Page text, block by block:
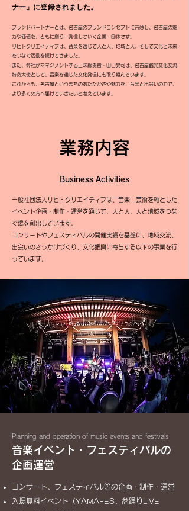
ナー」に登録されました。
ブランドパートナーとは、名古屋のブランドコンセプトに共感し、名古屋の魅
力や価値を、ともに創り・発信していく企業・団体です。
リヒトクリエイティブは、音楽を通じて人と人、地域と人、そして文化と未来
をつなぐ活動を続けてきました。
また、弊社がマネジメントする三味線奏者・山口晃司は、名古屋観光文化交流
特命大使として、音楽を通じた文化発信にも取り組んでいます。
これからも、名古屋というまちのあたたかさや魅力を、音楽と出会いの力で、
より多くの方へ届けていきたいと考えています。
業務内容
Business Activities
一般社団法人リヒトクリエイティブは、音楽・芸術を軸とした
イベント企画・制作・運営を通じて、人と人、人と地域をつな
ぐ場を創出しています。
コンサートやフェスティバルの開催実績を基盤に、地域交流、
出会いのきっかけづくり、文化振興に寄与する以下の事業を行
っています。
Planning and operation of music events and festivals
音楽イベント・フェスティバルの
企画運営
コンサート、フェスティバル等の企画・制作・運営
入場無料イベント（YAMAFES、盆踊りLIVE